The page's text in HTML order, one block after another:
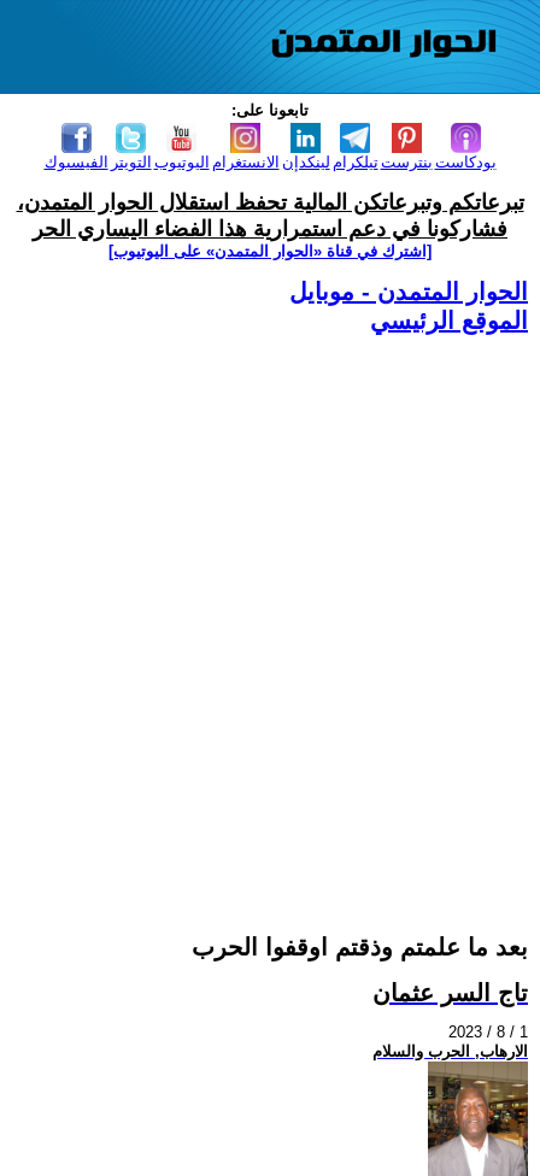
تابعونا على:
الفيسبوك التويتر اليوتيوب الانستغرام لينكدإن تيلكرامبنترست بودكاست
تبرعاتكم وتبرعاتكن المالية تحفظ استقلال الحوار المتمدن،
فشاركونا في دعم استمرارية هذا الفضاء اليساري الحر
[اشترك في قناة ‫«الحوار المتمدن» على اليوتيوب]
الحوار المتمدن - موبايل
الموقع الرئيسي
بعد ما علمتم وذقتم اوقفوا الحرب
تاج السر عثمان
2023 / 8 / 1
الارهاب, الحرب والسلام